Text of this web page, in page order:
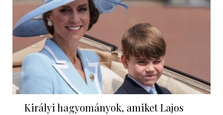
Királyi hagyományok, amiket Lajos